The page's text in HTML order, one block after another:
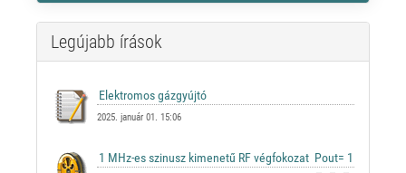
Legújabb írások
2025. január 01. 15:06